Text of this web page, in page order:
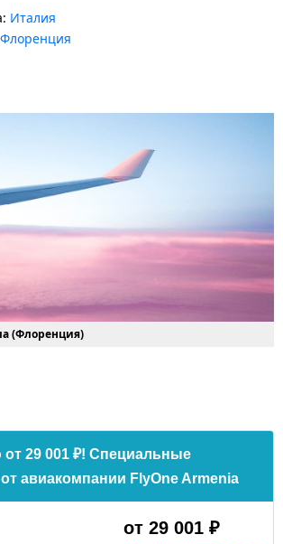
Италия
Флоренция
(Флоренция)
29 001 ₽! Специальные
авиакомпании FlyOne Armenia
от 29 001 ₽